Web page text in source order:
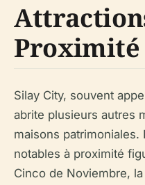
Proximité
Silay City, souvent
abrite plusieurs autres
maisons patrimoniales.
notables à proximité
Cinco de Noviembre,